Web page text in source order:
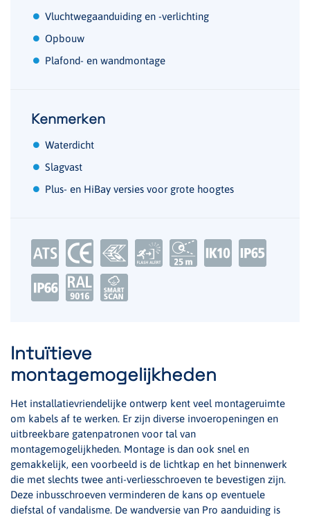
Vluchtwegaanduiding en -verlichting
Opbouw
Plafond- en wandmontage
Kenmerken
Waterdicht
Slagvast
Plus- en HiBay versies voor grote hoogtes
Intuïtieve
montagemogelijkheden
Het installatievriendelijke ontwerp kent veel montageruimte
om kabels af te werken. Er zijn diverse invoeropeningen en
uitbreekbare gatenpatronen voor tal van
montagemogelijkheden. Montage is dan ook snel en
gemakkelijk, een voorbeeld is de lichtkap en het binnenwerk
die met slechts twee anti-verliesschroeven te bevestigen zijn.
Deze inbusschroeven verminderen de kans op eventuele
diefstal of vandalisme. De wandversie van Pro aanduiding is